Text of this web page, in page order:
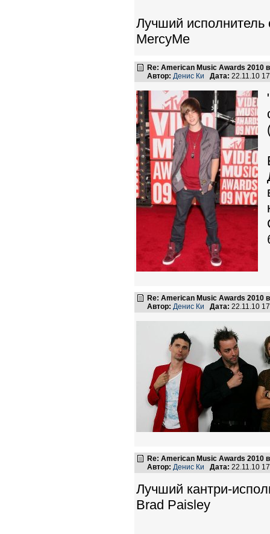
Лучший исполнитель
MercyMe
Re: American Music Awards 2010
Автор: Денис Ки Дата: 22.11.10
Re: American Music Awards 2010
Автор: Денис Ки Дата: 22.11.10
Re: American Music Awards 2010
Автор: Денис Ки Дата: 22.11.10
Лучший кантри-
Brad Paisley